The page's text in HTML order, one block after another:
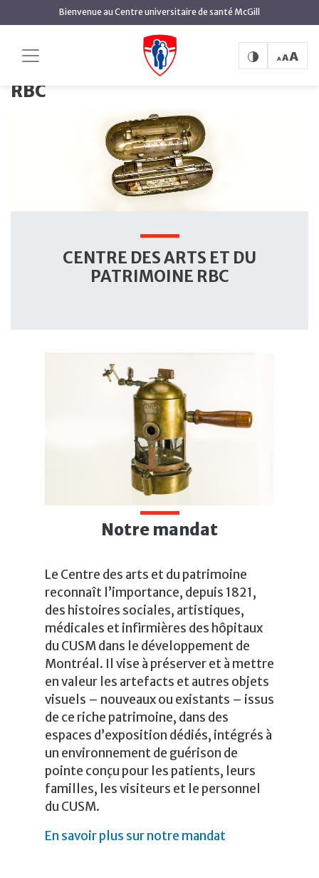
principal
Bienvenue au Centre universitaire de santé McGill
Centre des arts et du patrimoine RBC
Centre des arts et du patrimoine
RBC
CENTRE DES ARTS ET DU
PATRIMOINE RBC
Notre mandat
Le Centre des arts et du patrimoine
reconnaît l’importance, depuis 1821,
des histoires sociales, artistiques,
médicales et infirmières des hôpitaux
du CUSM dans le développement de
Montréal. Il vise à préserver et à mettre
en valeur les artefacts et autres objets
visuels – nouveaux ou existants – issus
de ce riche patrimoine, dans des
espaces d’exposition dédiés, intégrés à
un environnement de guérison de
pointe conçu pour les patients, leurs
familles, les visiteurs et le personnel
du CUSM.
En savoir plus sur notre mandat